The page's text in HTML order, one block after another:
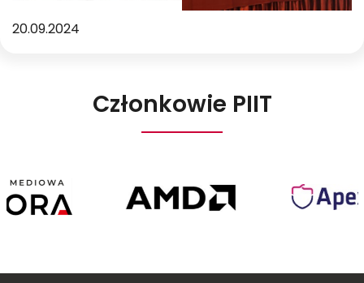
20.09.2024
Członkowie PIIT
Agora
Poland